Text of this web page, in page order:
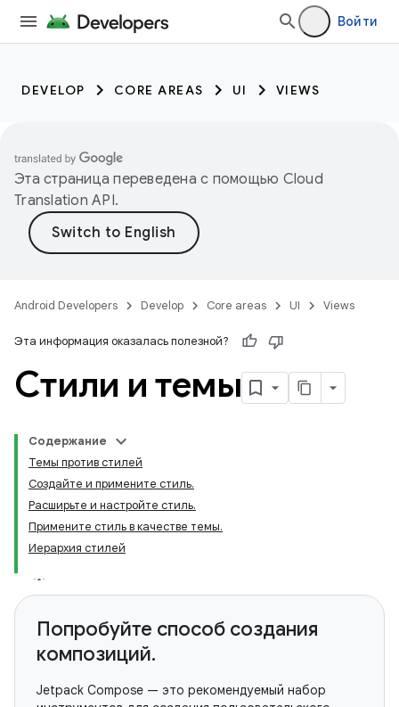
Войти
DEVELOP CORE AREAS UI VIEWS
Эта страница переведена с помощью Cloud
Translation API.
Android Developers Develop Core areas UI Views
Эта информация оказалась полезной?
Стили и темы
Содержание
Темы против стилей
Создайте и примените стиль.
Расширьте и настройте стиль.
Примените стиль в качестве темы.
Иерархия стилей
Попробуйте способ создания
композиций.
Jetpack Compose — это рекомендуемый набор